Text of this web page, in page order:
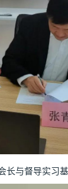
与督导实习基